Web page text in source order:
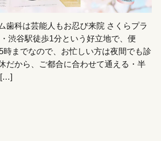
歯科は芸能人もお忍び来院 さくらプラ
渋谷駅徒歩1分という好立地で、便
時までなので、お忙しい方は夜間でも診
だから、ご都合に合わせて通える・半
[…]